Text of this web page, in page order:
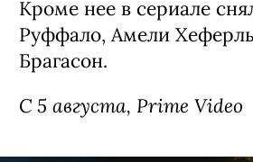
Point, премьера (18+)
Детектив о семейных
спродюсированный
«Сплетницы». Девушка